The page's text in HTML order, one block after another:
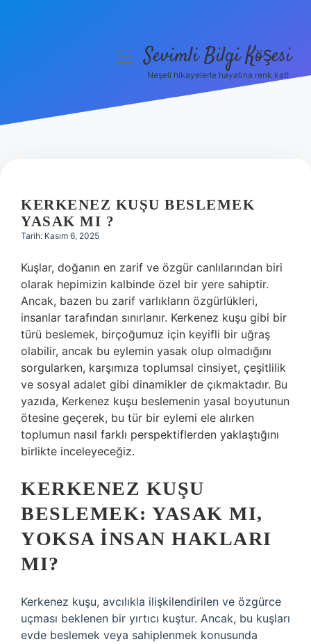
Hakkımızda
menüyüSevimli Bilgi Köşesi
Neşeli hikayelerle hayatına renk kat!
KERKENEZ KUŞU BESLEMEK
YASAK MI ?
Tarih: Kasım 6, 2025
Kuşlar, doğanın en zarif ve özgür canlılarından biri
olarak hepimizin kalbinde özel bir yere sahiptir.
Ancak, bazen bu zarif varlıkların özgürlükleri,
insanlar tarafından sınırlanır. Kerkenez kuşu gibi bir
türü beslemek, birçoğumuz için keyifli bir uğraş
olabilir, ancak bu eylemin yasak olup olmadığını
sorgularken, karşımıza toplumsal cinsiyet, çeşitlilik
ve sosyal adalet gibi dinamikler de çıkmaktadır. Bu
yazıda, Kerkenez kuşu beslemenin yasal boyutunun
ötesine geçerek, bu tür bir eylemi ele alırken
toplumun nasıl farklı perspektiflerden yaklaştığını
birlikte inceleyeceğiz.
KERKENEZ KUŞU
BESLEMEK: YASAK MI,
YOKSA İNSAN HAKLARI
MI?
Kerkenez kuşu, avcılıkla ilişkilendirilen ve özgürce
uçması beklenen bir yırtıcı kuştur. Ancak, bu kuşları
evde beslemek veya sahiplenmek konusunda